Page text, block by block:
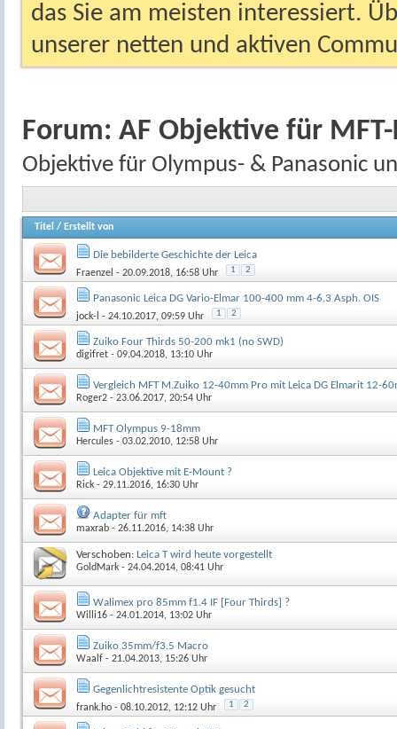
das Sie am meisten interessiert.
unserer netten und aktiven
Forum: AF Objektive für
Objektive für Olympus- & Panasonic
Titel / Erstellt von
Die bebilderte Geschichte der Leica
Fraenzel - 20.09.2018, 16:58 Uhr 1 2
Panasonic Leica DG Vario-Elmar 100-400 mm 4-6.3 Asph. OIS
jock-l - 24.10.2017, 09:59 Uhr 1 2
Zuiko Four Thirds 50-200 mk1 (no SWD)
digifret - 09.04.2018, 13:10 Uhr
Vergleich MFT M.Zuiko 12-40mm Pro mit Leica DG Elmarit 12-
Roger2 - 23.06.2017, 20:54 Uhr
MFT Olympus 9-18mm
Hercules - 03.02.2010, 12:58 Uhr
Leica Objektive mit E-Mount ?
Rick - 29.11.2016, 16:30 Uhr
Adapter für mft
maxrab - 26.11.2016, 14:38 Uhr
Verschoben: Leica T wird heute vorgestellt
GoldMark - 24.04.2014, 08:41 Uhr
Walimex pro 85mm f1.4 IF [Four Thirds] ?
Willi16 - 24.01.2014, 13:02 Uhr
Zuiko 35mm/f3.5 Macro
Waalf - 21.04.2013, 15:26 Uhr
Gegenlichtresistente Optik gesucht
frank.ho - 08.10.2012, 12:12 Uhr 1 2